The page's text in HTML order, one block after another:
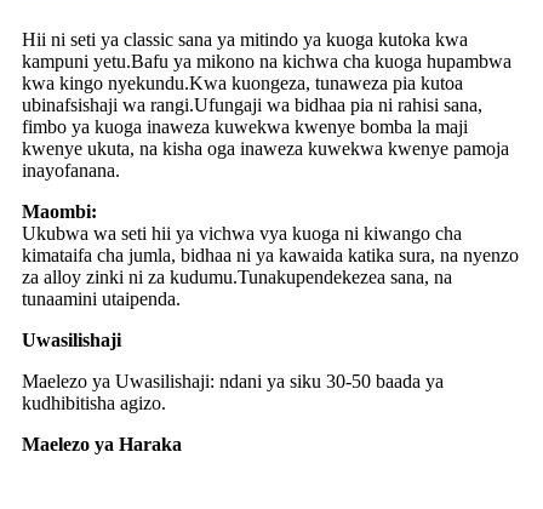
Hii ni seti ya classic sana ya mitindo ya kuoga kutoka kwa
kampuni yetu.Bafu ya mikono na kichwa cha kuoga hupambwa
kwa kingo nyekundu.Kwa kuongeza, tunaweza pia kutoa
ubinafsishaji wa rangi.Ufungaji wa bidhaa pia ni rahisi sana,
fimbo ya kuoga inaweza kuwekwa kwenye bomba la maji
kwenye ukuta, na kisha oga inaweza kuwekwa kwenye pamoja
inayofanana.
Maombi:
Ukubwa wa seti hii ya vichwa vya kuoga ni kiwango cha
kimataifa cha jumla, bidhaa ni ya kawaida katika sura, na nyenzo
za alloy zinki ni za kudumu.Tunakupendekezea sana, na
tunaamini utaipenda.
Uwasilishaji
Maelezo ya Uwasilishaji: ndani ya siku 30-50 baada ya
kudhibitisha agizo.
Maelezo ya Haraka